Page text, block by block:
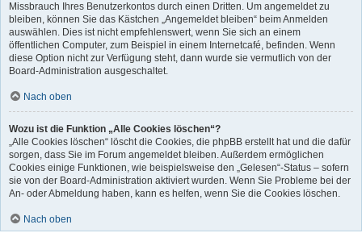
Missbrauch Ihres Benutzerkontos durch einen Dritten. Um angemeldet zu
bleiben, können Sie das Kästchen „Angemeldet bleiben“ beim Anmelden
auswählen. Dies ist nicht empfehlenswert, wenn Sie sich an einem
öffentlichen Computer, zum Beispiel in einem Internetcafé, befinden. Wenn
diese Option nicht zur Verfügung steht, dann wurde sie vermutlich von der
Board-Administration ausgeschaltet.
Nach oben
Wozu ist die Funktion „Alle Cookies löschen“?
„Alle Cookies löschen“ löscht die Cookies, die phpBB erstellt hat und die dafür
sorgen, dass Sie im Forum angemeldet bleiben. Außerdem ermöglichen
Cookies einige Funktionen, wie beispielsweise den „Gelesen“-Status – sofern
sie von der Board-Administration aktiviert wurden. Wenn Sie Probleme bei der
An- oder Abmeldung haben, kann es helfen, wenn Sie die Cookies löschen.
Nach oben